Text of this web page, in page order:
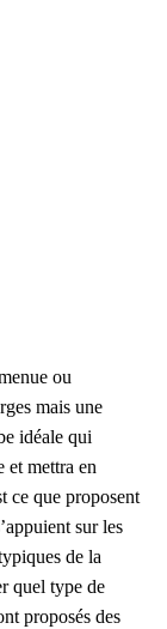
ou
mais une
idéale qui
et mettra en
ce que proposent
sur les
de la
quel type de
proposés des